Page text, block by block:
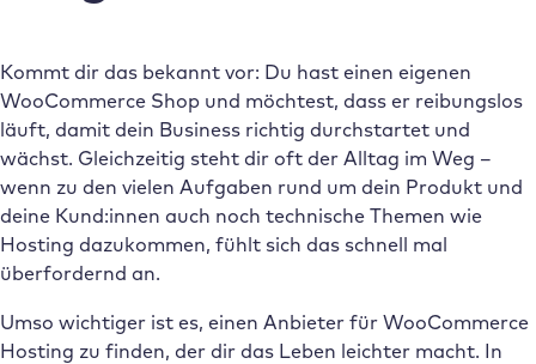
Kommt dir das bekannt vor: Du hast einen eigenen
WooCommerce Shop und möchtest, dass er reibungslos
läuft, damit dein Business richtig durchstartet und
wächst. Gleichzeitig steht dir oft der Alltag im Weg –
wenn zu den vielen Aufgaben rund um dein Produkt und
deine Kund:innen auch noch technische Themen wie
Hosting dazukommen, fühlt sich das schnell mal
überfordernd an.
Umso wichtiger ist es, einen Anbieter für WooCommerce
Hosting zu finden, der dir das Leben leichter macht. In